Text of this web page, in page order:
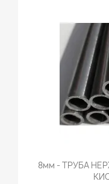
8мм - ТРУБА